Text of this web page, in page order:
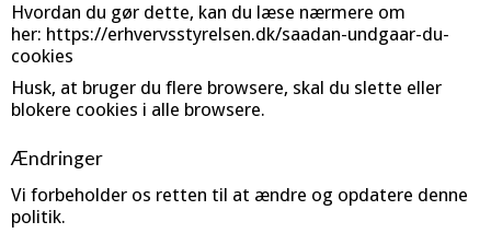
Hvordan du gør dette, kan du læse nærmere om
her: https://erhvervsstyrelsen.dk/saadan-undgaar-du-
cookies
Husk, at bruger du flere browsere, skal du slette eller
blokere cookies i alle browsere.
Ændringer
Vi forbeholder os retten til at ændre og opdatere denne
politik.